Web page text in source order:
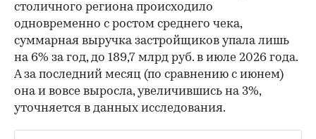
столичного региона происходило
одновременно с ростом среднего чека,
суммарная выручка застройщиков упала лишь
на 6% за год, до 189,7 млрд руб. в июле 2026 года.
А за последний месяц (по сравнению с июнем)
она и вовсе выросла, увеличившись на 3%,
уточняется в данных исследования.